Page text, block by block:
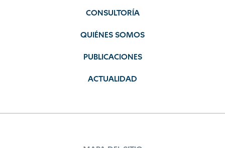
CONSULTORÍA
QUIÉNES SOMOS
PUBLICACIONES
ACTUALIDAD